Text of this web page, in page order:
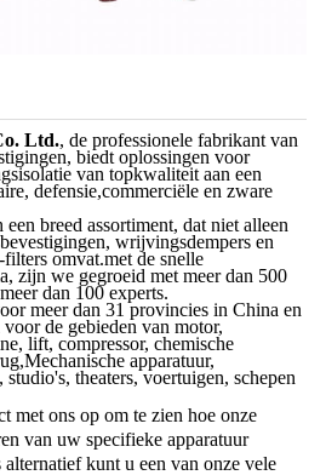
Ltd., de professionele fabrikant van
biedt oplossingen voor
van topkwaliteit aan een
defensie,commerciële en zware
breed assortiment, dat niet alleen
wrijvingsdempers en
omvat.met de snelle
zijn we gegroeid met meer dan 500
dan 100 experts.
meer dan 31 provincies in China en
de gebieden van motor,
lift, compressor, chemische
apparatuur,
theaters, voertuigen, schepen
met ons op om te zien hoe onze
van uw specifieke apparatuur
kunt u een van onze vele